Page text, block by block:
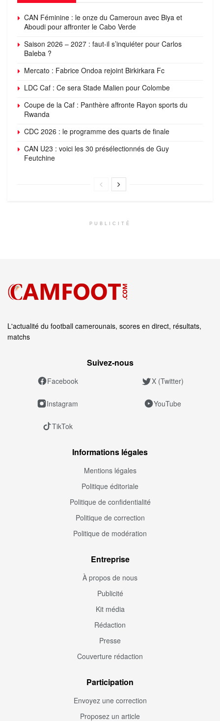
CAN Féminine : le onze du Cameroun avec Biya et
Aboudi pour affronter le Cabo Verde
Saison 2026 – 2027 : faut-il s’inquiéter pour Carlos
Baleba ?
Mercato : Fabrice Ondoa rejoint Birkirkara Fc
LDC Caf : Ce sera Stade Malien pour Colombe
Coupe de la Caf : Panthère affronte Rayon sports du
Rwanda
CDC 2026 : le programme des quarts de finale
CAN U23 : voici les 30 présélectionnés de Guy
Feutchine
PUBLICITÉ
L'actualité du football camerounais, scores en direct, résultats,
matchs
Suivez‑nous
Facebook X (Twitter)
Instagram YouTube
TikTok
Informations légales
Mentions légales
Politique éditoriale
Politique de confidentialité
Politique de correction
Politique de modération
Entreprise
À propos de nous
Publicité
Kit média
Rédaction
Presse
Couverture rédaction
Participation
Envoyez une correction
Proposez un article